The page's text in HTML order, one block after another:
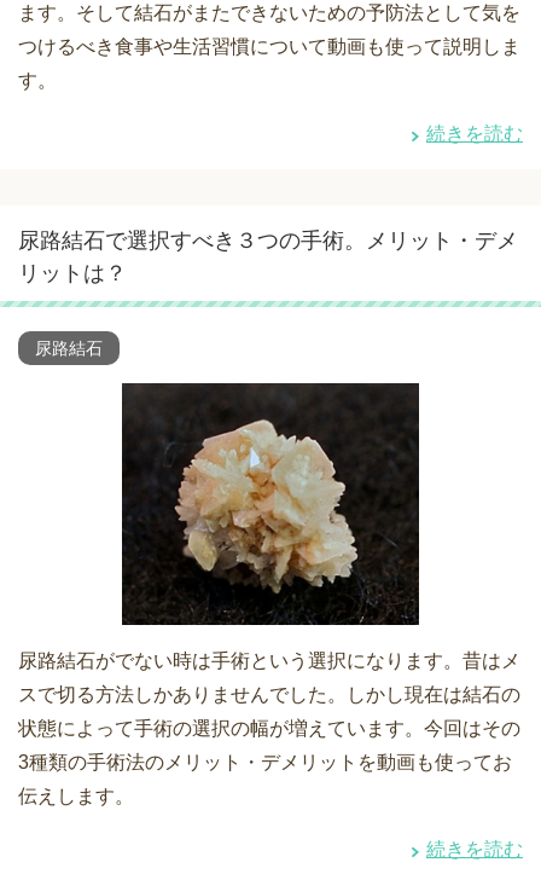
ます。そして結石がまたできないための予防法として気を
つけるべき食事や生活習慣について動画も使って説明しま
す。
続きを読む
尿路結石で選択すべき３つの手術。メリット・デメ
リットは？
尿路結石
尿路結石がでない時は手術という選択になります。昔はメ
スで切る方法しかありませんでした。しかし現在は結石の
状態によって手術の選択の幅が増えています。今回はその
3種類の手術法のメリット・デメリットを動画も使ってお
伝えします。
続きを読む